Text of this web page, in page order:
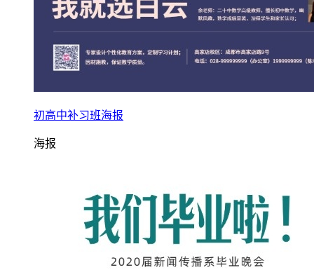
初高中补习班海报
海报